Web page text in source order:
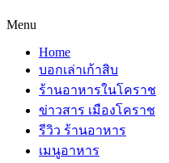
Menu
Home
บอกเล่าเก้าสิบ
ร้านอาหารในโคราช
ข่าวสาร เมืองโคราช
รีวิว ร้านอาหาร
เมนูอาหาร